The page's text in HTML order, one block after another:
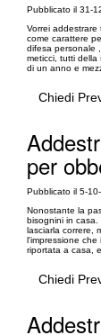
Pubblicato il 31-
Vorrei
come carattere
difesa personale
meticci, tutti della
di un anno e
Chiedi
per
Pubblicato il 5-
Nonostante la
bisognini in casa.
lasciarla correre,
l'impressione
riportata a casa,
Chiedi